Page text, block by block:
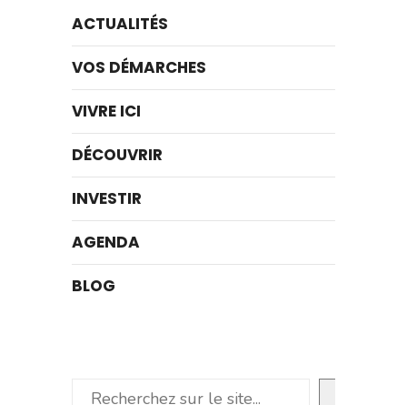
ACTUALITÉS
VOS DÉMARCHES
VIVRE ICI
DÉCOUVRIR
INVESTIR
AGENDA
BLOG
Rechercher